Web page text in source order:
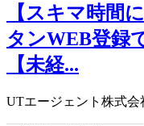
【スキマ時間
タンWEB登録
【未経...
UTエージェント株式会